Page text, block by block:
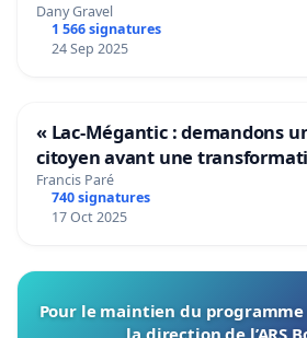
Dany Gravel
1 566 signatures
24 Sep 2025
« Lac-Mégantic : demandons
citoyen avant une
de notre territoire »
Francis Paré
740 signatures
17 Oct 2025
Pour le maintien du
la direction de l’ARS